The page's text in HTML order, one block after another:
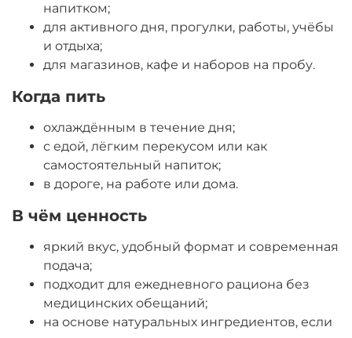
напитком;
для активного дня, прогулки, работы, учёбы
и отдыха;
для магазинов, кафе и наборов на пробу.
Когда пить
охлаждённым в течение дня;
с едой, лёгким перекусом или как
самостоятельный напиток;
в дороге, на работе или дома.
В чём ценность
яркий вкус, удобный формат и современная
подача;
подходит для ежедневного рациона без
медицинских обещаний;
на основе натуральных ингредиентов, если